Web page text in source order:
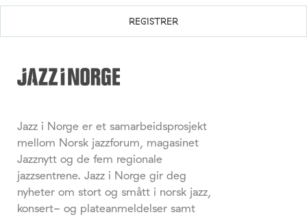
Jazz i Norge er et samarbeidsprosjekt
mellom Norsk jazzforum, magasinet
Jazznytt og de fem regionale
jazzsentrene. Jazz i Norge gir deg
nyheter om stort og smått i norsk jazz,
konsert- og plateanmeldelser samt